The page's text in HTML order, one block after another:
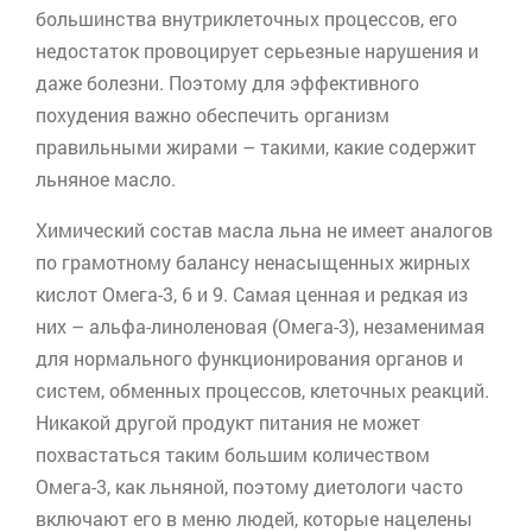
большинства внутриклеточных процессов, его
недостаток провоцирует серьезные нарушения и
даже болезни. Поэтому для эффективного
похудения важно обеспечить организм
правильными жирами – такими, какие содержит
льняное масло.
Химический состав масла льна не имеет аналогов
по грамотному балансу ненасыщенных жирных
кислот Омега-3, 6 и 9. Самая ценная и редкая из
них – альфа-линоленовая (Омега-3), незаменимая
для нормального функционирования органов и
систем, обменных процессов, клеточных реакций.
Никакой другой продукт питания не может
похвастаться таким большим количеством
Омега-3, как льняной, поэтому диетологи часто
включают его в меню людей, которые нацелены